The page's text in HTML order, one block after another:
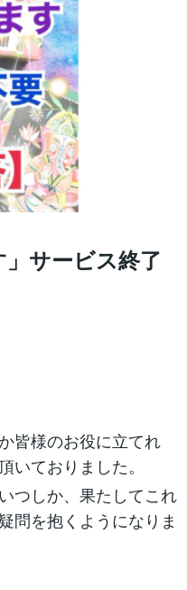
サービス終了
皆様のお役に立てれ
ておりました。
つしか、果たしてこれ
問を抱くようになりま